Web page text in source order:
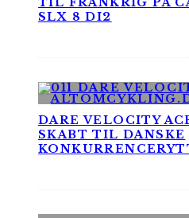
SLX 8 DI2
DARE VELOCITY
SKABT TIL DANSKE